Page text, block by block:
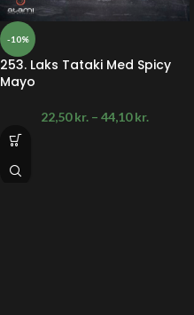
-10%
253. Laks Tataki Med Spicy
Mayo
22,50kr. – 44,10kr.